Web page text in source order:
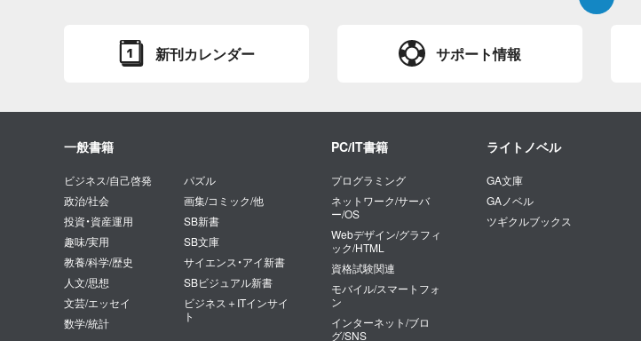
新刊カレンダー サポート情報
一般書籍
ビジネス/自己啓発
政治/社会
投資・資産運用
趣味/実用
教養/科学/歴史
人文/思想
文芸/エッセイ
数学/統計
パズル
画集/コミック/他
SB新書
SB文庫
サイエンス・アイ新書
SBビジュアル新書
ビジネス＋ITインサイ
ト
PC/IT書籍
プログラミング
ネットワーク/サーバ
ー/OS
Webデザイン/グラフィ
ック/HTML
資格試験関連
モバイル/スマートフォ
ン
インターネット/ブロ
グ/SNS
ライトノベル
GA文庫
GAノベル
ツギクルブックス